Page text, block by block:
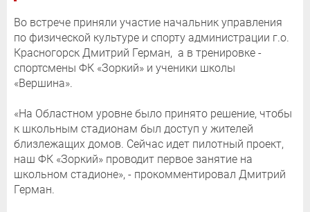
Во встрече приняли участие начальник управления
по физической культуре и спорту администрации г.о.
Красногорск Дмитрий Герман, а в тренировке -
спортсмены ФК «Зоркий» и ученики школы
«Вершина».
«На Областном уровне было принято решение, чтобы
к школьным стадионам был доступ у жителей
близлежащих домов. Сейчас идет пилотный проект,
наш ФК «Зоркий» проводит первое занятие на
школьном стадионе», - прокомментировал Дмитрий
Герман.